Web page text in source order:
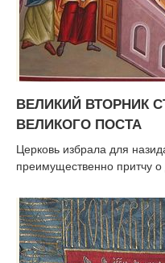
ВЕЛИКИЙ ВТОРНИК
ВЕЛИКОГО ПОСТА
Церковь избрала для
преимущественно притчу о